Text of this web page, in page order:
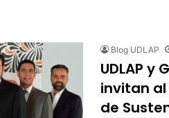
Blog UDLAP
UDLAP y
invitan al
de